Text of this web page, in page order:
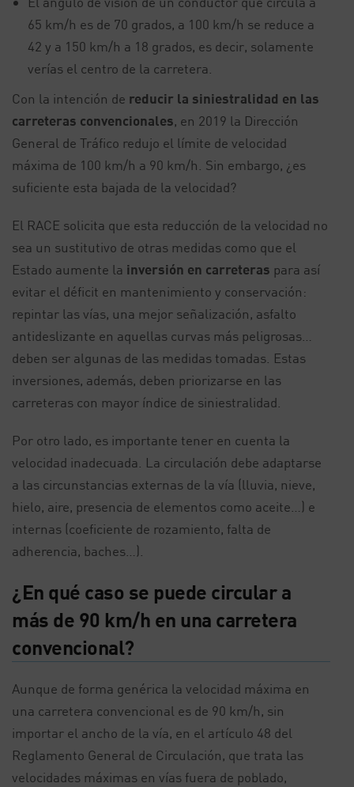
65 km/h es de 70 grados, a 100 km/h se reduce a
42 y a 150 km/h a 18 grados, es decir, solamente
verías el centro de la carretera.
Con la intención de reducir la siniestralidad en las
carreteras convencionales, en 2019 la Dirección
General de Tráfico redujo el límite de velocidad
máxima de 100 km/h a 90 km/h. Sin embargo, ¿es
suficiente esta bajada de la velocidad?
El RACE solicita que esta reducción de la velocidad no
sea un sustitutivo de otras medidas como que el
Estado aumente la inversión en carreteras para así
evitar el déficit en mantenimiento y conservación:
repintar las vías, una mejor señalización, asfalto
antideslizante en aquellas curvas más peligrosas…
deben ser algunas de las medidas tomadas. Estas
inversiones, además, deben priorizarse en las
carreteras con mayor índice de siniestralidad.
Por otro lado, es importante tener en cuenta la
velocidad inadecuada. La circulación debe adaptarse
a las circunstancias externas de la vía (lluvia, nieve,
hielo, aire, presencia de elementos como aceite…) e
internas (coeficiente de rozamiento, falta de
adherencia, baches…).
¿En qué caso se puede circular a
más de 90 km/h en una carretera
convencional?
Aunque de forma genérica la velocidad máxima en
una carretera convencional es de 90 km/h, sin
importar el ancho de la vía, en el artículo 48 del
Reglamento General de Circulación, que trata las
velocidades máximas en vías fuera de poblado,